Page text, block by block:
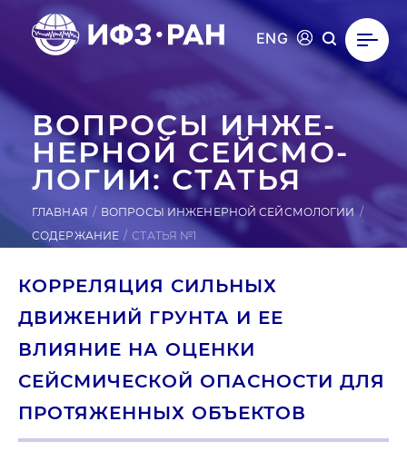
ENG
ВОПРОСЫ ИН­ЖЕ­
НЕР­НОЙ СЕЙ­СМО­
ЛОГИИ: СТАТЬЯ
ГЛАВНАЯ
ВОПРОСЫ ИНЖЕНЕРНОЙ СЕЙСМОЛОГИИ
СОДЕРЖАНИЕ
СТАТЬЯ №1
КОРРЕЛЯЦИЯ СИЛЬНЫХ
ДВИЖЕНИЙ ГРУНТА И ЕЕ
ВЛИЯНИЕ НА ОЦЕНКИ
СЕЙСМИЧЕСКОЙ ОПАСНОСТИ ДЛЯ
ПРОТЯЖЕННЫХ ОБЪЕКТОВ